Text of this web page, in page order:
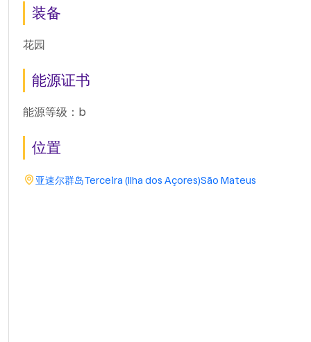
装备
花园
能源证书
能源等级：b
位置
亚速尔群岛Terceira (Ilha dos Açores)São Mateus